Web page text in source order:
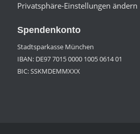
Privatsphäre-Einstellungen ändern
Spendenkonto
Stadtsparkasse München
IBAN: DE97 7015 0000 1005 0614 01
BIC: SSKMDEMMXXX